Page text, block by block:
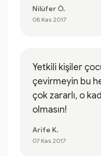
Nilüfer Ö.
08 Kas 2017
Yetkili kişiler
çevirmeyin bu
çok zararlı, o
olmasın!
Arife K.
07 Kas 2017